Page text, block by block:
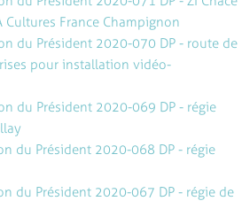
France Champignon
du Président 2020-070 DP - route de
pour installation vidéo-
du Président 2020-069 DP - régie
du Président 2020-068 DP - régie
du Président 2020-067 DP - régie de